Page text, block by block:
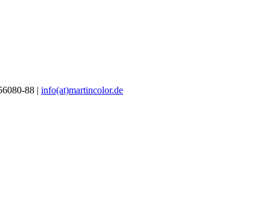
88 | info(at)martincolor.de